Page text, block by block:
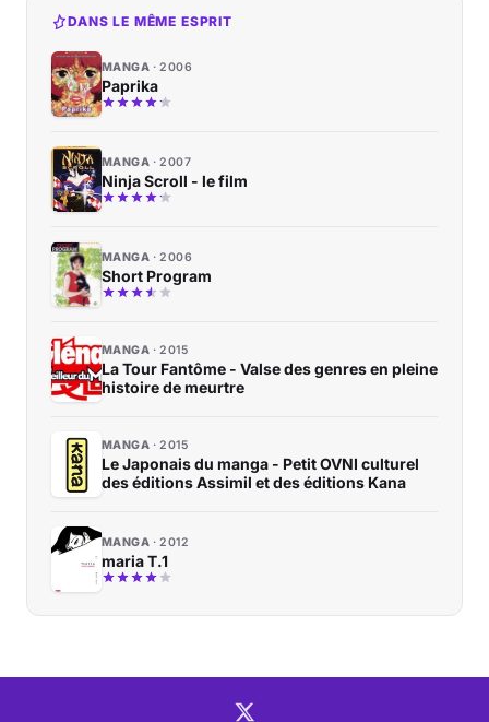
DANS LE MÊME ESPRIT
MANGA 2006
Paprika
MANGA 2007
Ninja Scroll - le film
MANGA 2006
Short Program
MANGA 2015
La Tour Fantôme - Valse des genres en pleine
histoire de meurtre
MANGA 2015
Le Japonais du manga - Petit OVNI culturel
des éditions Assimil et des éditions Kana
MANGA 2012
maria T.1